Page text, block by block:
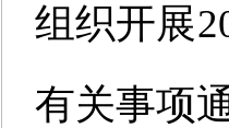
组织开展
有关事项